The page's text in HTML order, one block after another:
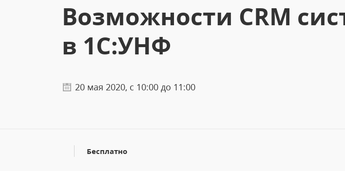
Возможности CRM
в 1С:УНФ
20 мая 2020, с 10:00 до 11:00
Бесплатно